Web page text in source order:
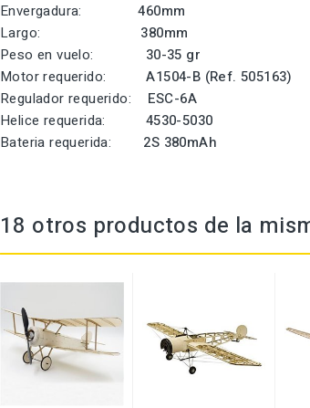
Envergadura:460mm
Largo:
380mm
Peso en vuelo:
30-35 gr
Motor requerido:A1504-B (Ref. 505163)
Regulador requerido: ESC-6A
Helice requerida: 4530-5030
Bateria requerida: 2S 380mAh
18 otros productos de la